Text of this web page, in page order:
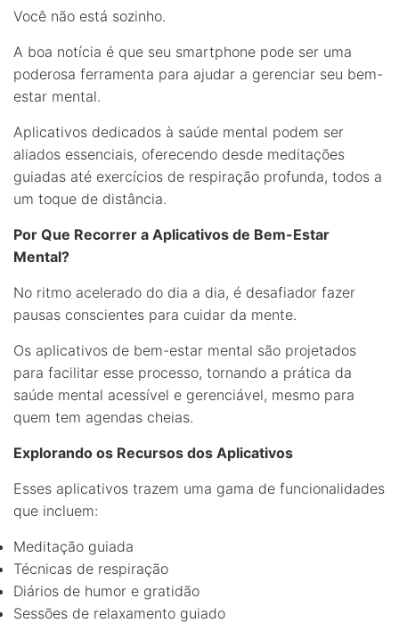
Você não está sozinho.
A boa notícia é que seu smartphone pode ser uma
poderosa ferramenta para ajudar a gerenciar seu bem-
estar mental.
Aplicativos dedicados à saúde mental podem ser
aliados essenciais, oferecendo desde meditações
guiadas até exercícios de respiração profunda, todos a
um toque de distância.
Por Que Recorrer a Aplicativos de Bem-Estar
Mental?
No ritmo acelerado do dia a dia, é desafiador fazer
pausas conscientes para cuidar da mente.
Os aplicativos de bem-estar mental são projetados
para facilitar esse processo, tornando a prática da
saúde mental acessível e gerenciável, mesmo para
quem tem agendas cheias.
Explorando os Recursos dos Aplicativos
Esses aplicativos trazem uma gama de funcionalidades
que incluem:
Meditação guiada
Técnicas de respiração
Diários de humor e gratidão
Sessões de relaxamento guiado